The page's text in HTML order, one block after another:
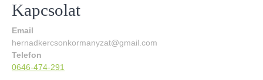
Kapcsolat
Email
hernadkercsonkormanyzat@gmail.com
Telefon
0646-474-291